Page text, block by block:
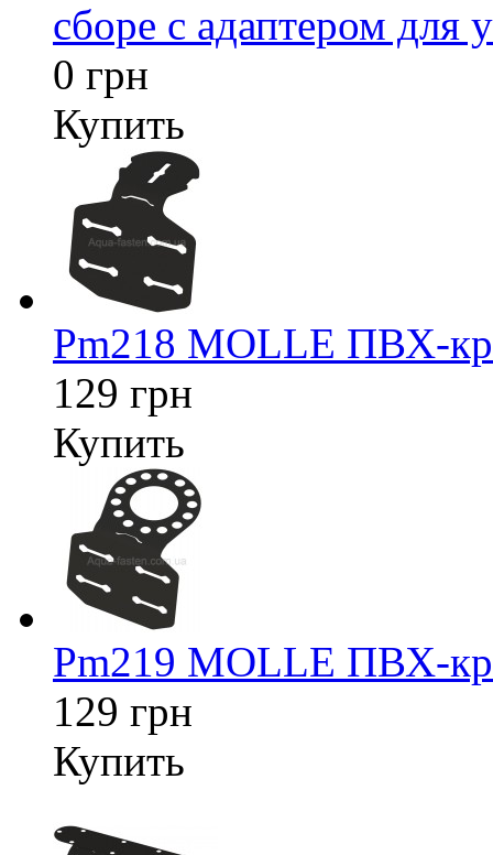
сборе с адаптером для
0 грн
Купить
Pm218 MOLLE ПВХ-
129 грн
Купить
Pm219 MOLLE ПВХ-
129 грн
Купить